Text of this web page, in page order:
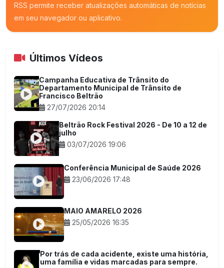
RSS permite receber atualizações automáticas de notícias
em seu navegador ou aplicativo.
Últimos Vídeos
Campanha Educativa de Trânsito do
Departamento Municipal de Trânsito de
Francisco Beltrão
27/07/2026 20:14
Beltrão Rock Festival 2026 - De 10 a 12 de
julho
03/07/2026 19:06
Conferência Municipal de Saúde 2026
23/06/2026 17:48
MAIO AMARELO 2026
25/05/2026 16:35
Por trás de cada acidente, existe uma história,
uma família e vidas marcadas para sempre.